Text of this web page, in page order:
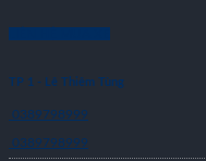
TP 1 - Lê Thiêm Tùng
0389798999
0389798999